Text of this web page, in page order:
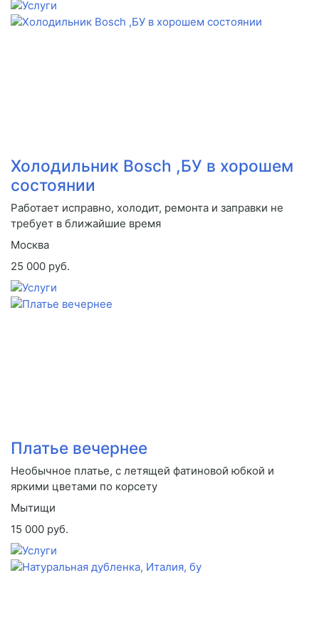
Холодильник Bosch ,БУ в хорошем
состоянии
Работает исправно, холодит, ремонта и заправки не
требует в ближайшие время
Москва
25 000 руб.
Платье вечернее
Необычное платье, с летящей фатиновой юбкой и
яркими цветами по корсету
Мытищи
15 000 руб.